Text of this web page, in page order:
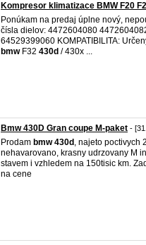
Kompresor klimatizace BMW F20
Ponúkam na predaj úplne nový,
čísla dielov: 4472604080
64529399060 KOMPATIBILITA:
bmwF32 430d / 430x ...
Bmw 430D Gran coupe M-paket -
Prodam bmw 430d , najeto poctivych
nehavarovano, krasny udrzovany M
stavem i vzhledem na 150tisic km.
na cene